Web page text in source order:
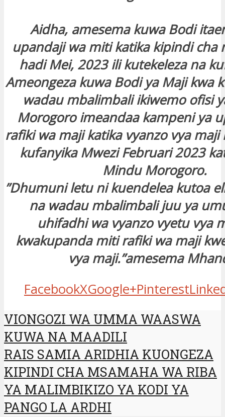
Aidha, amesema kuwa Bodi
upandaji wa miti katika kipindi cha
hadi Mei, 2023 ili kutekeleza na
Ameongeza kuwa Bodi ya Maji kwa
wadau mbalimbali ikiwemo ofisi
Morogoro imeandaa kampeni ya
rafiki wa maji katika vyanzo vya maji
kufanyika Mwezi Februari 2023
Mindu Morogoro.
”Dhumuni letu ni kuendelea kutoa
na wadau mbalimbali juu ya
uhifadhi wa vyanzo vyetu vya
kwakupanda miti rafiki wa maji
vya maji.”amesema
FacebookXGoogle+Pinterest
VIONGOZI WA UMMA WAASWA
KUWA NA MAADILI
RAIS SAMIA ARIDHIA KUONGEZA
KIPINDI CHA MSAMAHA WA RIBA
YA MALIMBIKIZO YA KODI YA
PANGO LA ARDHI